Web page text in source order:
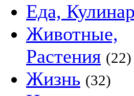
Еда,
Животные,
Растения (22)
Жизнь (32)